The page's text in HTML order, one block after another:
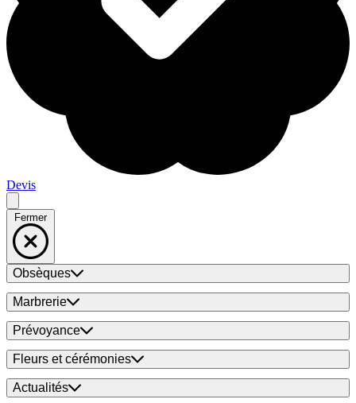
Devis
Fermer
Obsèques
Marbrerie
Prévoyance
Fleurs et cérémonies
Actualités